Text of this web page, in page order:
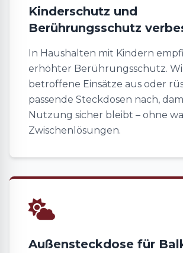
Kinderschutz und
Berührungsschutz
In Haushalten mit Kindern
erhöhter Berührungsschutz.
betroffene Einsätze aus oder
passende Steckdosen nach,
Nutzung sicher bleibt – ohne
Zwischenlösungen.
Außensteckdose für